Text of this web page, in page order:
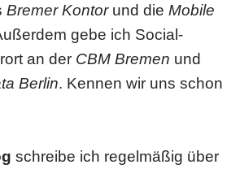
Bremer Kontorund die Mobile
gebe ich Social-
an der CBM Bremen und
Berlin. Kennen wir uns schon
schreibe ich regelmäßig über